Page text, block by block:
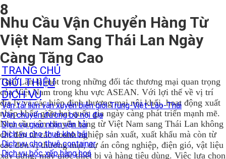
8
TRANG CHỦ
GIỚI THIỆU
DỊCH VỤ
Vận tải liên vận xuyên biên giới Trung-Việt-Lào-Thái
Vận chuyển đường bộ nội địa
Dịch vụ giao nhận vận tải
Dịch vụ cho thuê kho bãi
Dịch vụ cho thuê container
Dịch vụ bốc xếp hàng hoá
Nhu Cầu Vận Chuyển Hàng Từ
Việt Nam Sang Thái Lan Ngày
Càng Tăng Cao
Thái Lan là một trong những đối tác thương mại quan trọng
của Việt Nam trong khu vực ASEAN. Với lợi thế về vị trí
địa lý và các hiệp định thương mại nội khối, hoạt động xuất
nhập khẩu giữa hai quốc gia ngày càng phát triển mạnh mẽ.
Nhu cầu vận chuyển hàng từ Việt Nam sang Thái Lan không
chỉ đến từ các doanh nghiệp sản xuất, xuất khẩu mà còn từ
các đơn vị thương mại, dự án công nghiệp, điện gió, vật liệu
xây dựng, máy móc thiết bị và hàng tiêu dùng. Việc lựa chọn